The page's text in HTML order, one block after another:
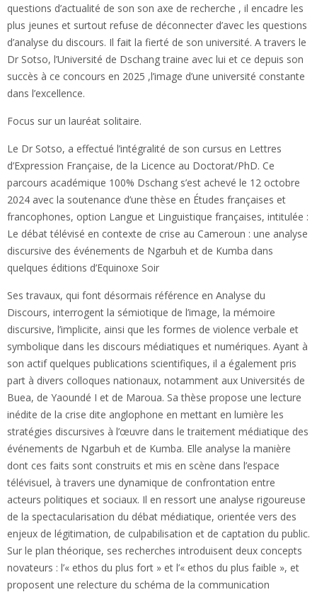
questions d’actualité de son son axe de recherche , il encadre les
plus jeunes et surtout refuse de déconnecter d’avec les questions
d’analyse du discours. Il fait la fierté de son université. A travers le
Dr Sotso, l’Université de Dschang traine avec lui et ce depuis son
succès à ce concours en 2025 ,l’image d’une université constante
dans l’excellence.
Focus sur un lauréat solitaire.
Le Dr Sotso, a effectué l’intégralité de son cursus en Lettres
d’Expression Française, de la Licence au Doctorat/PhD. Ce
parcours académique 100% Dschang s’est achevé le 12 octobre
2024 avec la soutenance d’une thèse en Études françaises et
francophones, option Langue et Linguistique françaises, intitulée :
Le débat télévisé en contexte de crise au Cameroun : une analyse
discursive des événements de Ngarbuh et de Kumba dans
quelques éditions d’Equinoxe Soir
Ses travaux, qui font désormais référence en Analyse du
Discours, interrogent la sémiotique de l’image, la mémoire
discursive, l’implicite, ainsi que les formes de violence verbale et
symbolique dans les discours médiatiques et numériques. Ayant à
son actif quelques publications scientifiques, il a également pris
part à divers colloques nationaux, notamment aux Universités de
Buea, de Yaoundé I et de Maroua. Sa thèse propose une lecture
inédite de la crise dite anglophone en mettant en lumière les
stratégies discursives à l’œuvre dans le traitement médiatique des
événements de Ngarbuh et de Kumba. Elle analyse la manière
dont ces faits sont construits et mis en scène dans l’espace
télévisuel, à travers une dynamique de confrontation entre
acteurs politiques et sociaux. Il en ressort une analyse rigoureuse
de la spectacularisation du débat médiatique, orientée vers des
enjeux de légitimation, de culpabilisation et de captation du public.
Sur le plan théorique, ses recherches introduisent deux concepts
novateurs : l’« ethos du plus fort » et l’« ethos du plus faible », et
proposent une relecture du schéma de la communication